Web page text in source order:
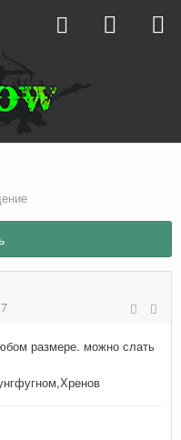
размере. можно слать